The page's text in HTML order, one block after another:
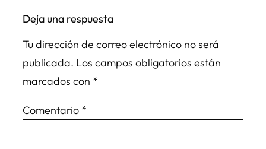
Deja una respuesta
Tu dirección de correo electrónico no será
publicada. Los campos obligatorios están
marcados con *
Comentario *